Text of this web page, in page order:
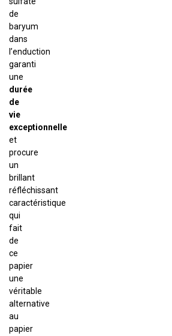
de
baryum
dans
l’enduction
garanti
une
durée
de
vie
exceptionnelle
et
procure
un
brillant
réfléchissant
caractéristique
qui
fait
de
ce
papier
une
véritable
alternative
au
papier